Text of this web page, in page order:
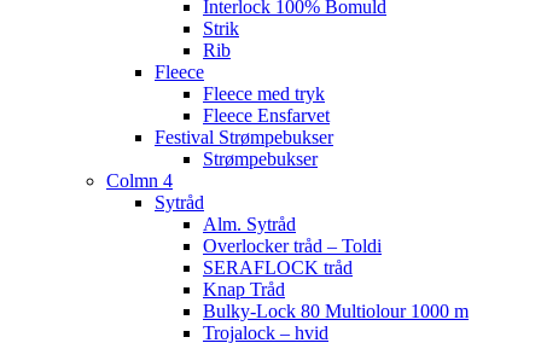
Interlock 100% Bomuld
Strik
Rib
Fleece
Fleece med tryk
Fleece Ensfarvet
Festival Strømpebukser
Strømpebukser
Colmn 4
Sytråd
Alm. Sytråd
Overlocker tråd – Toldi
SERAFLOCK tråd
Knap Tråd
Bulky-Lock 80 Multiolour 1000 m
Trojalock – hvid